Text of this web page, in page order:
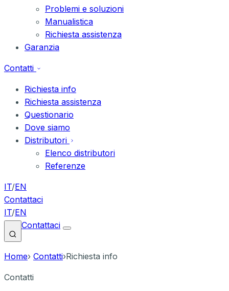
Problemi e soluzioni
Manualistica
Richiesta assistenza
Garanzia
Contatti
Richiesta info
Richiesta assistenza
Questionario
Dove siamo
Distributori
Elenco distributori
Referenze
IT/EN
Contattaci
IT/EN
Contattaci
Home› Contatti›Richiesta info
Contatti